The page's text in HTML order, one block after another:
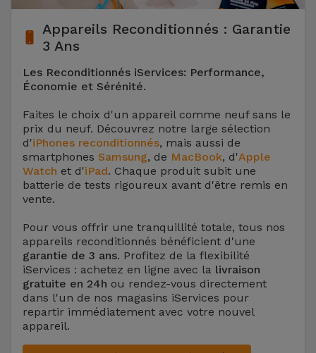
Appareils Reconditionnés : Garantie
3 Ans
Les Reconditionnés iServices: Performance,
Économie et Sérénité.
Faites le choix d'un appareil comme neuf sans le
prix du neuf. Découvrez notre large sélection
d'iPhones reconditionnés, mais aussi de
smartphones Samsung, de MacBook, d'Apple
Watch et d'iPad. Chaque produit subit une
batterie de tests rigoureux avant d'être remis en
vente.
Pour vous offrir une tranquillité totale, tous nos
appareils reconditionnés bénéficient d'une
garantie de 3 ans. Profitez de la flexibilité
iServices : achetez en ligne avec la livraison
gratuite en 24h ou rendez-vous directement
dans l'un de nos magasins iServices pour
repartir immédiatement avec votre nouvel
appareil.